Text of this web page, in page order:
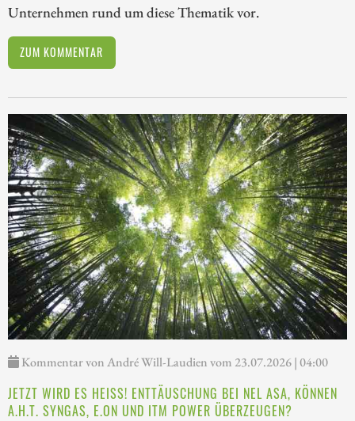
Unternehmen rund um diese Thematik vor.
ZUM KOMMENTAR
Kommentar von André Will-Laudien vom 23.07.2026 | 04:00
JETZT WIRD ES HEISS! ENTTÄUSCHUNG BEI NEL ASA, KÖNNEN A
.H.T. SYNGAS, E.ON UND ITM POWER ÜBERZEUGEN?